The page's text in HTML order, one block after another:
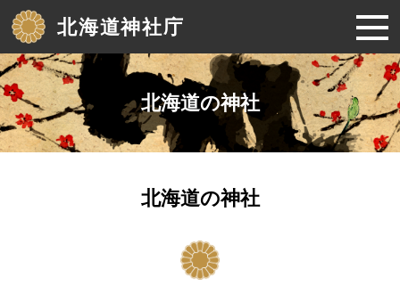
北海道神社庁
北海道の神社
北海道の神社